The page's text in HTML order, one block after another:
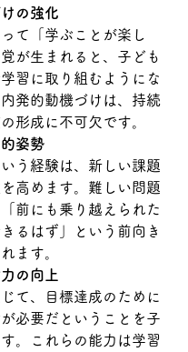
の強化
て「学ぶことが楽し
が生まれると、子ども
習に取り組むようにな
発的動機づけは、持続
形成に不可欠です。
姿勢
いう経験は、新しい課題
高めます。難しい問題
前にも乗り越えられた
るはず」という前向き
ます。
の向上
て、目標達成のために
必要だということを子
。これらの能力は学習